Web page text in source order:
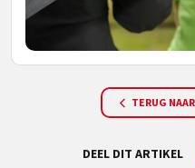
TERUG
DEEL DIT ARTIKEL